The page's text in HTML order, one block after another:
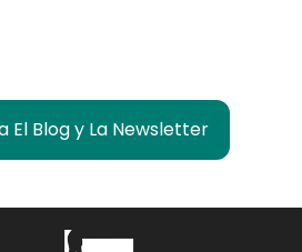
El Blog y La Newsletter